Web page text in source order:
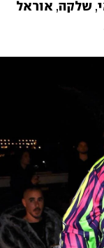
, שלקה,